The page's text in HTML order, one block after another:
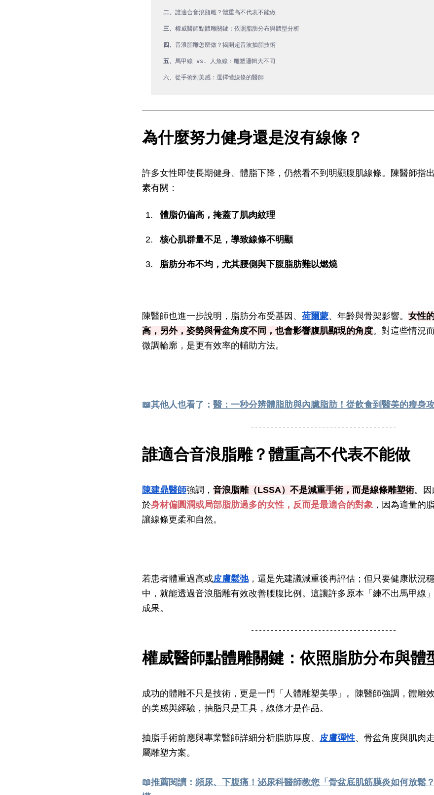
二、 誰適合音浪脂雕？體重高不代表不能做
三、 權威醫師點體雕關鍵：依照脂肪分布與體型分析
四、 音浪脂雕怎麼做？揭開超音波抽脂技術
五、 馬甲線 vs. 人魚線：雕塑邏輯大不同
六、從手術到美感：選擇懂線條的醫師
為什麼努力健身還是沒有線條？
許多女性即使長期健身、體脂下降，仍然看不到明顯腹肌線條。陳醫師指
素有關：
體脂仍偏高，掩蓋了肌肉紋理
核心肌群量不足，導致線條不明顯
脂肪分布不均，尤其腰側與下腹脂肪難以燃燒
陳醫師也進一步說明，脂肪分布受基因、 荷爾蒙、年齡與骨架影響。 女性
高，另外，姿勢與骨盆角度不同，也會影響腹肌顯現的角度。對這些情況
微調輪廓，是更有效率的輔助方法。
📖其他人也看了： 醫：一秒分辨體脂肪與內臟脂肪！從飲食到醫美的瘦身
誰適合音浪脂雕？體重高不代表不能做
陳建鼎醫師強調， 音浪脂雕（LSSA）不是減重手術，而是線條雕塑術。因
於身材偏圓潤或局部脂肪過多的女性，反而是最適合的對象 ，因為適量的
讓線條更柔和自然。
若患者體重過高或皮膚鬆弛，還是先建議減重後再評估；但只要健康狀況
中，就能透過音浪脂雕有效改善腰腹比例。這讓許多原本「練不出馬甲線
成果。
權威醫師點體雕關鍵：依照脂肪分布與體
成功的體雕不只是技術，更是一門「人體雕塑美學」。陳醫師強調，體雕
的美感與經驗，抽脂只是工具，線條才是作品。
抽脂手術前應與專業醫師詳細分析脂肪厚度、 皮膚彈性、骨盆角度與肌肉
屬雕塑方案。
📖推薦閱讀： 頻尿、下腹痛！泌尿科醫師教您「骨盆底肌筋膜炎如何放鬆